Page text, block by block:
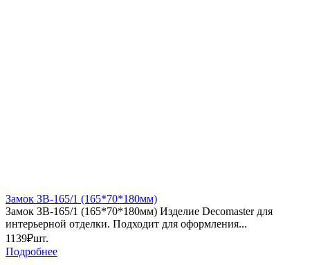
Замок ЗВ-165/1 (165*70*180мм)
Замок ЗВ-165/1 (165*70*180мм) Изделие Decomaster для
интерьерной отделки. Подходит для оформления...
1139₽шт.
Подробнее